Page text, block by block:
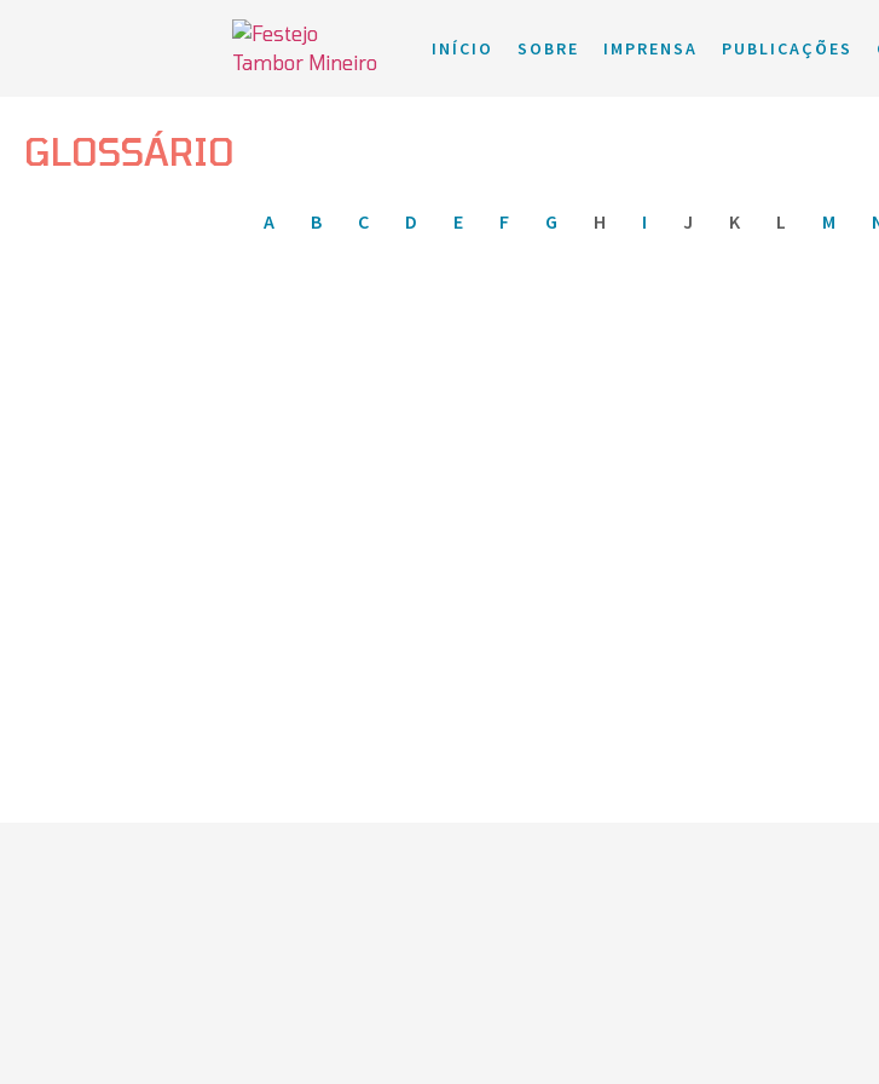
INÍCIO SOBRE IMPRENSA PUBLICAÇÕES
GLOSSÁRIO
A B C D E F G H I J K L M